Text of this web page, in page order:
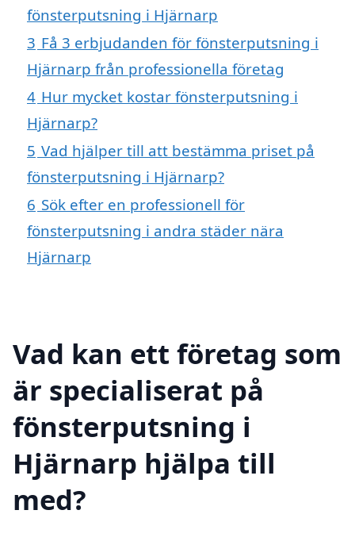
fönsterputsning i Hjärnarp
3 Få 3 erbjudanden för fönsterputsning i
Hjärnarp från professionella företag
4 Hur mycket kostar fönsterputsning i
Hjärnarp?
5 Vad hjälper till att bestämma priset på
fönsterputsning i Hjärnarp?
6 Sök efter en professionell för
fönsterputsning i andra städer nära
Hjärnarp
Vad kan ett företag som
är specialiserat på
fönsterputsning i
Hjärnarp hjälpa till
med?